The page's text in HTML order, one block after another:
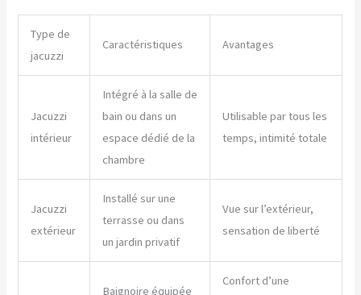
Type de
jacuzzi
Caractéristiques Avantages
Jacuzzi
intérieur
Intégré à la salle de
bain ou dans un
espace dédié de la
chambre
Utilisable par tous les
temps, intimité totale
Jacuzzi
extérieur
Installé sur une
terrasse ou dans
un jardin privatif
Vue sur l’extérieur,
sensation de liberté
Baignoire équipée
Confort d’une